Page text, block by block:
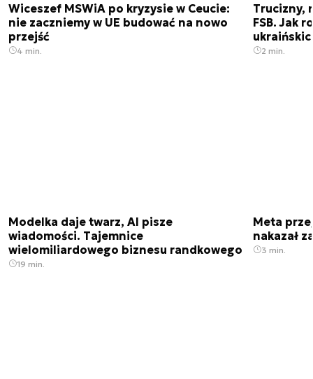
Wiceszef MSWiA po kryzysie w Ceucie:
nie zaczniemy w UE budować na nowo
przejść
4 min.
Trucizny,
FSB. Jak
2 min.
Modelka daje twarz, AI pisze
wiadomości. Tajemnice
wielomiliardowego biznesu randkowego
19 min.
Meta
nakazał
3 min.